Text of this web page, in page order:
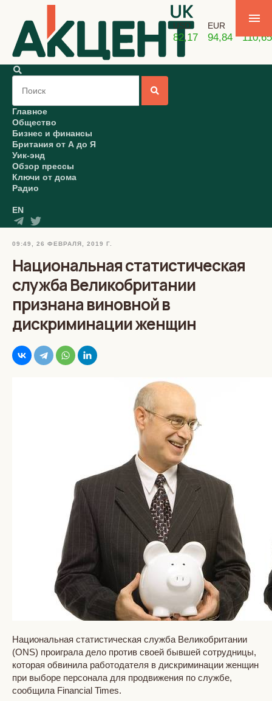
USD
82,17
EUR
94,84 110,65
Главное
Общество
Бизнес и финансы
Британия от А до Я
Уик-энд
Обзор прессы
Ключи от дома
Радио
EN
09:49, 26 ФЕВРАЛЯ, 2019 Г.
Национальная статистическая
служба Великобритании
признана виновной в
дискриминации женщин
Национальная статистическая служба Великобритании
(ONS) проиграла дело против своей бывшей сотрудницы,
которая обвинила работодателя в дискриминации женщин
при выборе персонала для продвижения по службе,
сообщила Financial Times.